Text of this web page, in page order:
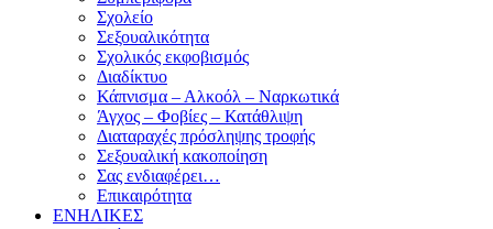
Σχολείο
Σεξουαλικότητα
Σχολικός εκφοβισμός
Διαδίκτυο
Κάπνισμα – Αλκοόλ – Ναρκωτικά
Άγχος – Φοβίες – Κατάθλιψη
Διαταραχές πρόσληψης τροφής
Σεξουαλική κακοποίηση
Σας ενδιαφέρει…
Επικαιρότητα
ΕΝΗΛΙΚΕΣ